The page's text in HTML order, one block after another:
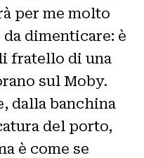
per me molto
dimenticare: è
fratello di una
sul Moby.
dalla banchina
del porto,
è come se